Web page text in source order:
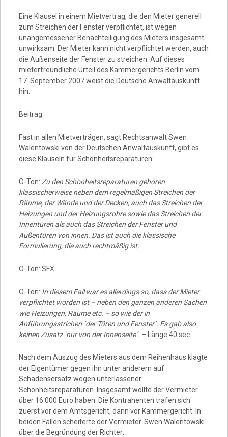
Eine Klausel in einem Mietvertrag, die den Mieter generell
zum Streichen der Fenster verpflichtet, ist wegen
unangemessener Benachteiligung des Mieters insgesamt
unwirksam. Der Mieter kann nicht verpflichtet werden, auch
die Außenseite der Fenster zu streichen. Auf dieses
mieterfreundliche Urteil des Kammergerichts Berlin vom
17. September 2007 weist die Deutsche Anwaltauskunft
hin.
Beitrag:
Fast in allen Mietverträgen, sagt Rechtsanwalt Swen
Walentowski von der Deutschen Anwaltauskunft, gibt es
diese Klauseln für Schönheitsreparaturen:
O-Ton: Zu den Schönheitsreparaturen gehören
klassischerweise neben dem regelmäßigen Streichen der
Räume, der Wände und der Decken, auch das Streichen der
Heizungen und der Heizungsrohre sowie das Streichen der
Innentüren als auch das Streichen der Fenster und
Außentüren von innen. Das ist auch die klassische
Formulierung, die auch rechtmäßig ist.
O-Ton: SFX
O-Ton: In diesem Fall war es allerdings so, dass der Mieter
verpflichtet worden ist – neben den ganzen anderen Sachen
wie Heizungen, Räume etc. – so wie der in
Anführungsstrichen ´der Türen und Fenster´. Es gab also
keinen Zusatz ´nur von der Innenseite´. – Länge 40 sec.
Nach dem Auszug des Mieters aus dem Reihenhaus klagte
der Eigentümer gegen ihn unter anderem auf
Schadensersatz wegen unterlassener
Schönheitsreparaturen. Insgesamt wollte der Vermieter
über 16.000 Euro haben. Die Kontrahenten trafen sich
zuerst vor dem Amtsgericht, dann vor Kammergericht. In
beiden Fällen scheiterte der Vermieter. Swen Walentowski
über die Begründung der Richter:.